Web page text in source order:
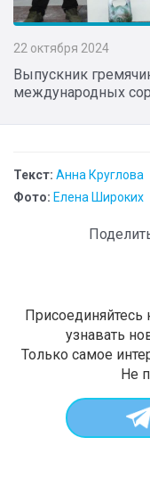
22 октября 2024
Выпускник
международных
Текст: Анна Круглова
Фото: Елена Широких
Присоединяйтесь
узнавать
Только самое
Не